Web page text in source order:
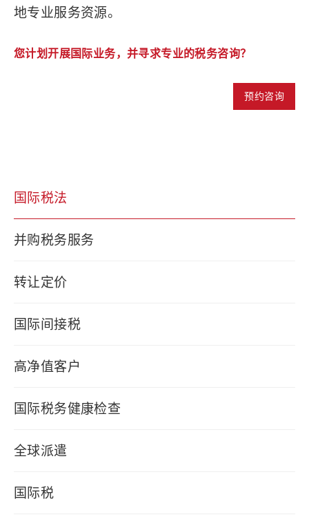
地专业服务资源。
您计划开展国际业务，并寻求专业的税务咨询？
预约咨询
国际税法
并购税务服务
转让定价
国际间接税
高净值客户
国际税务健康检查
全球派遣
国际税